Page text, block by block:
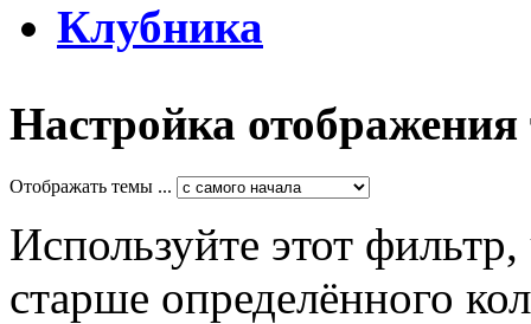
Клубника
Настройка отображения
Отображать темы ...
Используйте этот
старше определённого